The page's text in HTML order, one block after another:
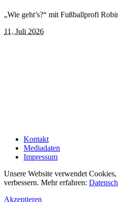
„Wie geht’s?“ mit Fußballprofi
11. Juli 2026
Kontakt
Mediadaten
Impressum
Unsere Website verwendet
verbessern. Mehr erfahren:
Akzeptieren